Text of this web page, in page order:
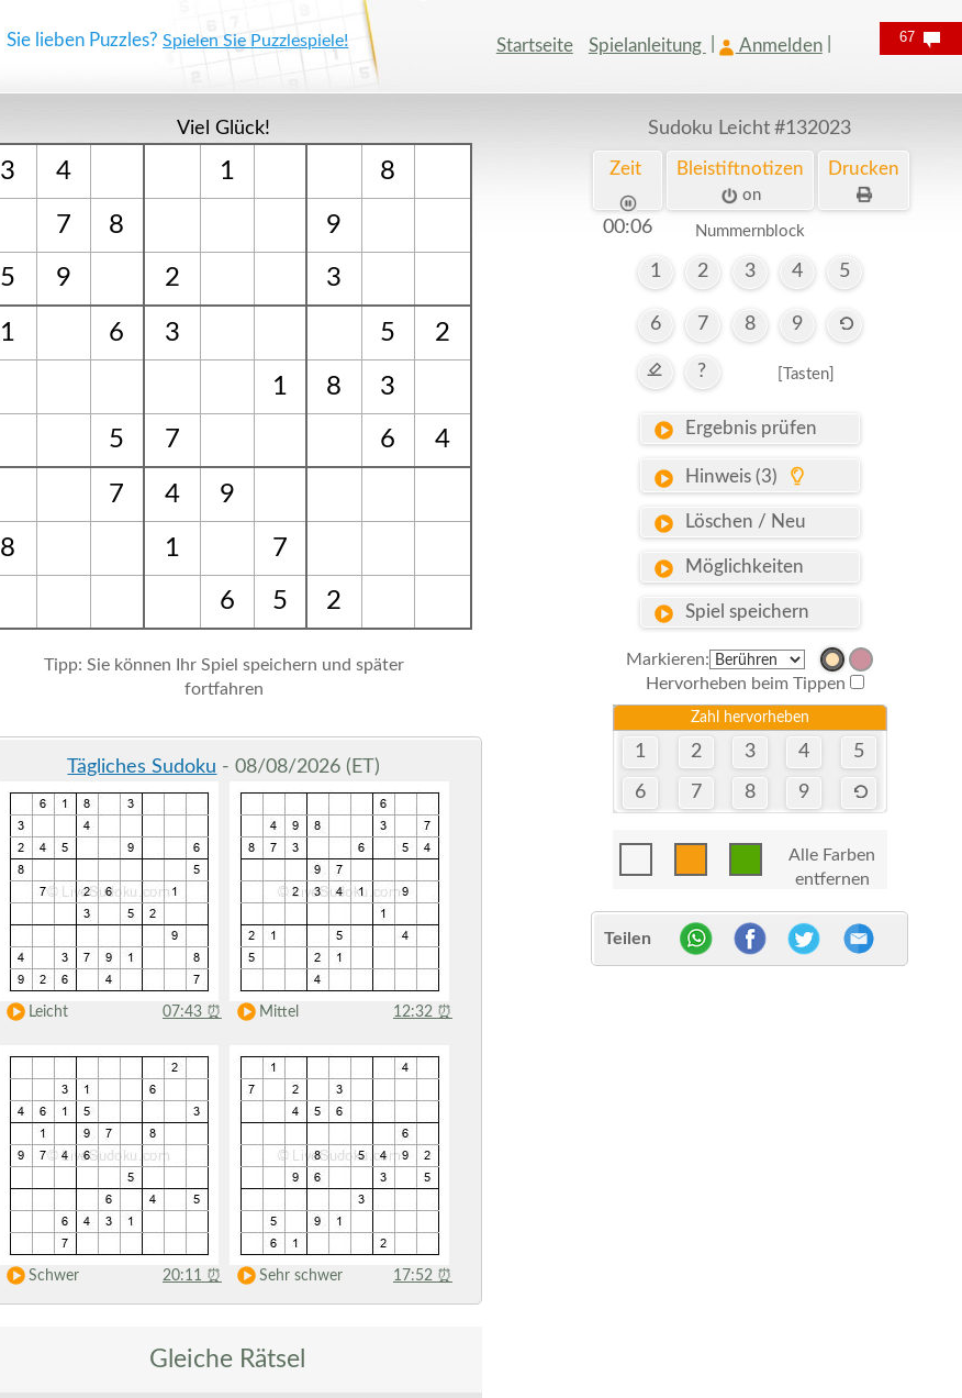
Sie lieben Puzzles?Spielen Sie Puzzlespiele! Startseite Spielanleitung Anmelden
Viel Glück!
3 4 1 8
7 8
9
5
9 2 3
1 6 3 5 2
1 8
3
5
7 6 4
7 4 9
8 1
7
6
5 2
Tipp: Sie können Ihr Spiel speichern und später
fortfahren
Tägliches Sudoku - 08/08/2026 (ET)
Leicht 07:43 ⏰ Mittel 12:32 ⏰
Schwer 20:11 ⏰ Sehr schwer 17:52 ⏰
Gleiche Rätsel
Sudoku Leicht #132023
Zeit
00:06
Bleistiftnotizen
on
Drucken
Nummernblock
1 2 3 4 5
6 7 8 9
? [Tasten]
Ergebnis prüfen
Hinweis (3)
Löschen / Neu
Möglichkeiten
Spiel speichern
Markieren:
Hervorheben beim Tippen
Zahl hervorheben
1 2 3 4 5
6 7 8 9
Alle Farben
entfernen
Teilen
67